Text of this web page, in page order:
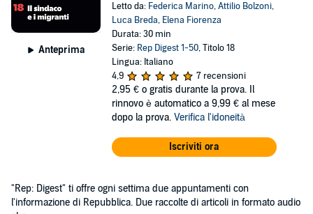
Anteprima
Letto da: Federica Marino,Attilio Bolzoni,
Luca Breda, Elena Fiorenza
Durata: 30 min
Serie: Rep Digest 1-50, Titolo 18
Lingua: Italiano
4,9
7 recensioni
2,95 € o gratis durante la prova. Il
rinnovo è automatico a 9,99 € al mese
dopo la prova. Verifica l'idoneità
Iscriviti ora
"Rep: Digest" ti offre ogni settima due appuntamenti con
l'informazione di Repubblica. Due raccolte di articoli in formato audio